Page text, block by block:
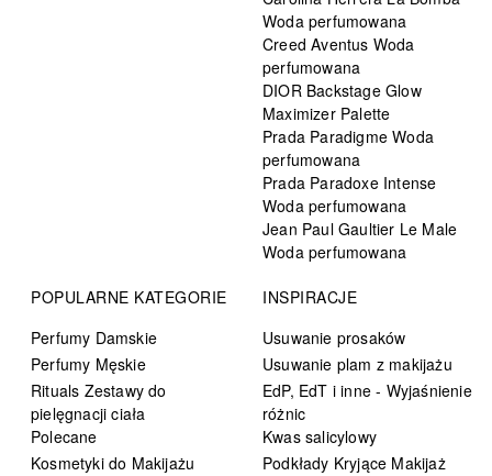
Woda perfumowana
Creed Aventus Woda
perfumowana
DIOR Backstage Glow
Maximizer Palette
Prada Paradigme Woda
perfumowana
Prada Paradoxe Intense
Woda perfumowana
Jean Paul Gaultier Le Male
Woda perfumowana
POPULARNE KATEGORIE
Perfumy Damskie
Perfumy Męskie
Rituals Zestawy do
pielęgnacji ciała
Polecane
Kosmetyki do Makijażu
INSPIRACJE
Usuwanie prosaków
Usuwanie plam z makijażu
EdP, EdT i inne - Wyjaśnienie
różnic
Kwas salicylowy
Podkłady Kryjące Makijaż